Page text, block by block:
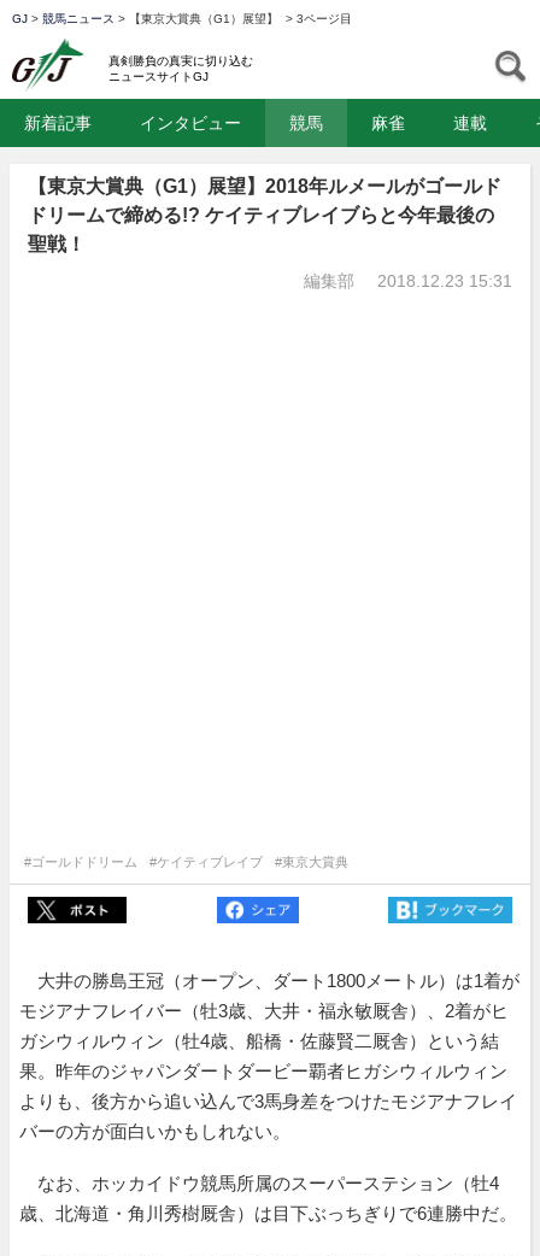
GJ > 競馬ニュース > 【東京大賞典（G1）展望】 > 3ページ目
真剣勝負の真実に切り込む
ニュースサイトGJ
新着記事 インタビュー 競馬 麻雀 連載
【東京大賞典（G1）展望】2018年ルメールがゴールド
ドリームで締める!? ケイティブレイブらと今年最後の
聖戦！
編集部 2018.12.23 15:31
#ゴールドドリーム #ケイティブレイブ #東京大賞典
大井の勝島王冠（オープン、ダート1800メートル）は1着が
モジアナフレイバー（牡3歳、大井・福永敏厩舎）、2着がヒ
ガシウィルウィン（牡4歳、船橋・佐藤賢二厩舎）という結
果。昨年のジャパンダートダービー覇者ヒガシウィルウィン
よりも、後方から追い込んで3馬身差をつけたモジアナフレイ
バーの方が面白いかもしれない。
なお、ホッカイドウ競馬所属のスーパーステション（牡4
歳、北海道・角川秀樹厩舎）は目下ぶっちぎりで6連勝中だ。